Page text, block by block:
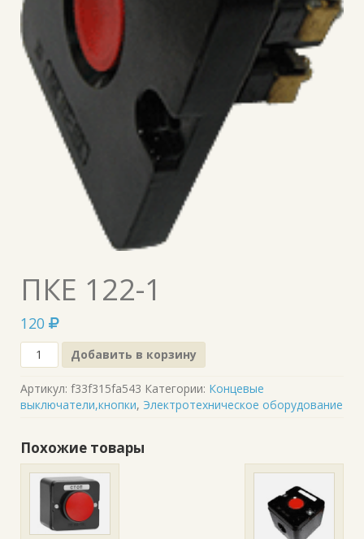
ПКЕ 122-1
120
Добавить в корзину
Артикул: f33f315fa543 Категории: Концевые
выключатели,кнопки, Электротехническое оборудование
Похожие товары